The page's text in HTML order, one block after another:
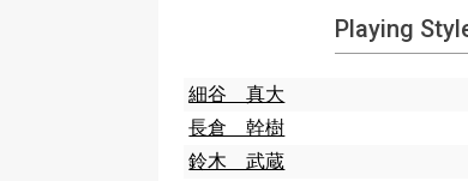
Playing
細谷 真大
長倉 幹樹
鈴木 武蔵